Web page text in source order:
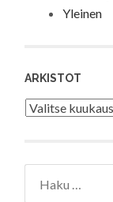
Yleinen
ARKISTOT
Arkistot